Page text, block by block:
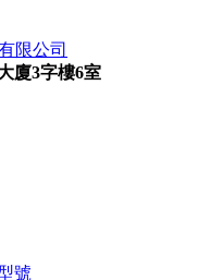
限公司
廈3字樓6室
號